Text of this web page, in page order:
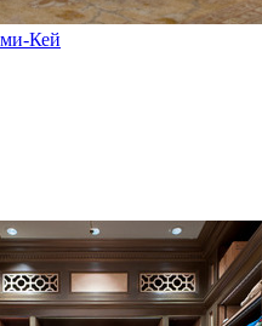
Кей